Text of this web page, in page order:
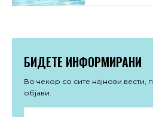
БИДЕТЕ ИНФОРМИРАНИ
Во чекор со сите најнови вести,
објави.